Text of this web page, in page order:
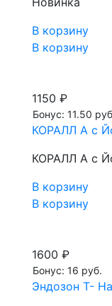
В корзину
В корзину
1150 ₽
Бонус: 11.50
КОРАЛЛ А с
КОРАЛЛ А с
В корзину
В корзину
1600 ₽
Бонус: 16 руб.
Эндозон Т-